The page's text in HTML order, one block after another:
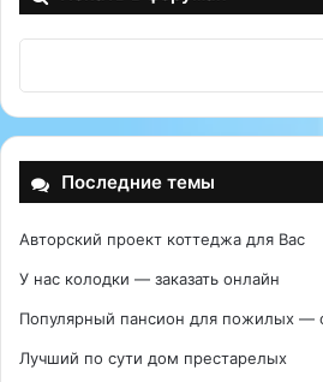
Последние темы
Авторский проект коттеджа для Вас
У нас колодки — заказать онлайн
Популярный пансион для пожилых —
Лучший по сути дом престарелых